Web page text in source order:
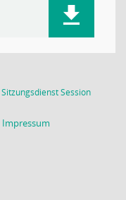
SitzungsdienstSession(Wird in
Impressum